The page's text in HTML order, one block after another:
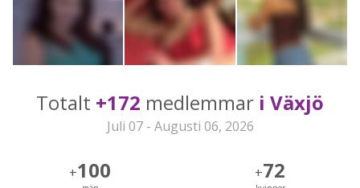
Totalt +172 medlemmar i Växjö
Juli 07 - Augusti 06, 2026
+100 +72